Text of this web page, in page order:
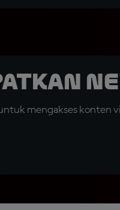
mengakses konten